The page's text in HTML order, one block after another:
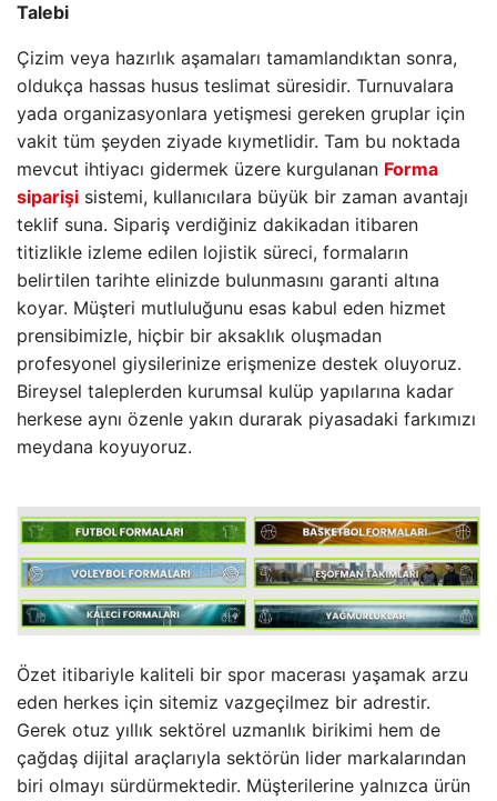
Talebi
Çizim veya hazırlık aşamaları tamamlandıktan sonra,
oldukça hassas husus teslimat süresidir. Turnuvalara
yada organizasyonlara yetişmesi gereken gruplar için
vakit tüm şeyden ziyade kıymetlidir. Tam bu noktada
mevcut ihtiyacı gidermek üzere kurgulanan Forma
siparişi sistemi, kullanıcılara büyük bir zaman avantajı
teklif suna. Sipariş verdiğiniz dakikadan itibaren
titizlikle izleme edilen lojistik süreci, formaların
belirtilen tarihte elinizde bulunmasını garanti altına
koyar. Müşteri mutluluğunu esas kabul eden hizmet
prensibimizle, hiçbir bir aksaklık oluşmadan
profesyonel giysilerinize erişmenize destek oluyoruz.
Bireysel taleplerden kurumsal kulüp yapılarına kadar
herkese aynı özenle yakın durarak piyasadaki farkımızı
meydana koyuyoruz.
Özet itibariyle kaliteli bir spor macerası yaşamak arzu
eden herkes için sitemiz vazgeçilmez bir adrestir.
Gerek otuz yıllık sektörel uzmanlık birikimi hem de
çağdaş dijital araçlarıyla sektörün lider markalarından
biri olmayı sürdürmektedir. Müşterilerine yalnızca ürün